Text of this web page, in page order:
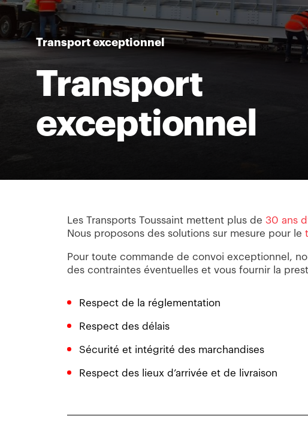
Transport exceptionnel
Transport
exceptionnel
Les Transports Toussaint mettent plus de 30 ans
Nous proposons des solutions sur mesure pour le
Pour toute commande de convoi exceptionnel,
des contraintes éventuelles et vous fournir la
Respect de la réglementation
Respect des délais
Sécurité et intégrité des marchandises
Respect des lieux d’arrivée et de livraison